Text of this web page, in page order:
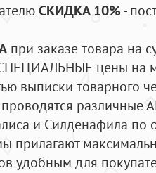
СКИДКА 10%-
при заказе товара на
цены на
выписки товарного
проводятся
и Силденафила по
прилагают
удобным для